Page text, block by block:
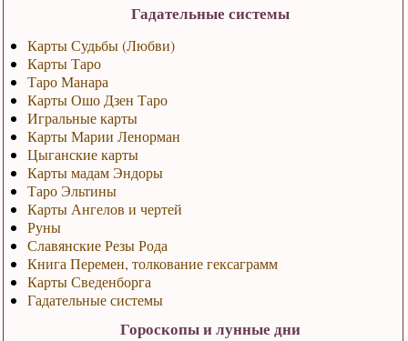
Гадательные системы
Карты Судьбы (Любви)
Карты Таро
Таро Манара
Карты Ошо Дзен Таро
Игральные карты
Карты Марии Ленорман
Цыганские карты
Карты мадам Эндоры
Таро Эльтины
Карты Ангелов и чертей
Руны
Славянские Резы Рода
Книга Перемен, толкование гексаграмм
Карты Сведенборга
Гадательные системы
Гороскопы и лунные дни